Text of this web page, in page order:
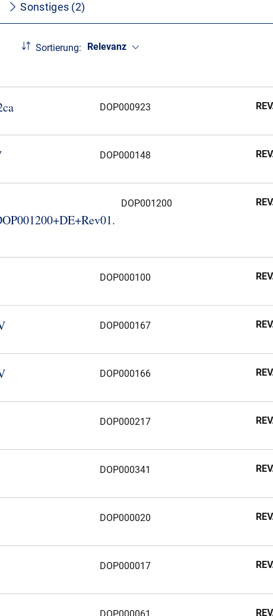
Sonstiges (2)
Sortierung: Relevanz
DOP000923
DOP000148
DOP001200
DOP000100
DOP000167
DOP000166
DOP000217
DOP000341
DOP000020
DOP000017